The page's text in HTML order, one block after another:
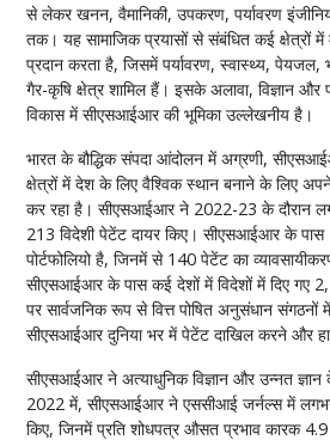
से लेकर खनन, वैमानिकी, उपकरण, पर्यावरण
तक। यह सामाजिक प्रयासों से संबंधित कई क्षेत्रों में
प्रदान करता है, जिसमें पर्यावरण, स्वास्थ्य,
गैर-कृषि क्षेत्र शामिल हैं। इसके अलावा, विज्ञान और
विकास में सीएसआईआर की भूमिका उल्लेखनीय है।
भारत के बौद्धिक संपदा आंदोलन में अग्रणी,
क्षेत्रों में देश के लिए वैश्विक स्थान बनाने के लिए
कर रहा है। सीएसआईआर ने 2022-23 के दौरान
213 विदेशी पेटेंट दायर किए। सीएसआईआर के पास
पोर्टफोलियो है, जिनमें से 140 पेटेंट का
सीएसआईआर के पास कई देशों में विदेशों में दिए गए
पर सार्वजनिक रूप से वित्त पोषित अनुसंधान संगठनों
सीएसआईआर दुनिया भर में पेटेंट दाखिल करने और
सीएसआईआर ने अत्याधुनिक विज्ञान और उन्नत ज्ञान
2022 में, सीएसआईआर ने एससीआई जर्नल्स में
किए, जिनमें प्रति शोधपत्र औसत प्रभाव कारक 4.9